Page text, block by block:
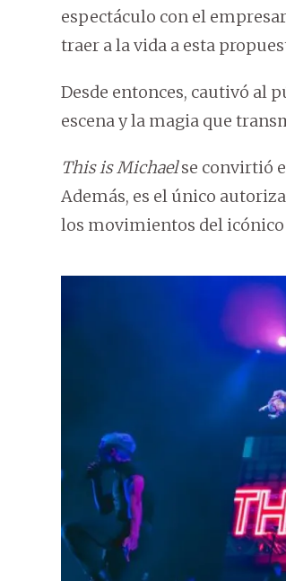
espectáculo con el
traer a la vida a esta
Desde entonces, cautivó al
escena y la magia que
This is Michaelse convirtió
Además, es el único
los movimientos del